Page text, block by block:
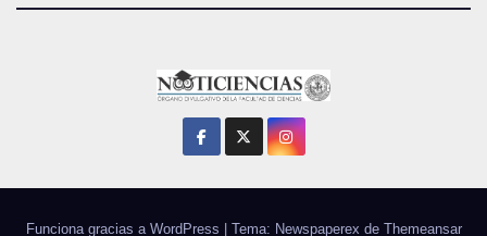
Funciona gracias a WordPress Tema: Newspaperex de Themeansar